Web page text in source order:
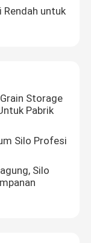
Rendah untuk
Storage
Pabrik
Silo Profesi
Silo